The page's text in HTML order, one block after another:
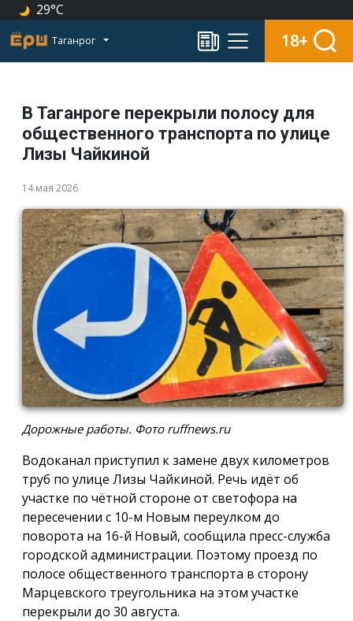
29°C
Таганрог 18+
В Таганроге перекрыли полосу для
общественного транспорта по улице
Лизы Чайкиной
14 мая 2026
Дорожные работы. Фото ruffnews.ru
Водоканал приступил к замене двух километров
труб по улице Лизы Чайкиной. Речь идёт об
участке по чётной стороне от светофора на
пересечении с 10-м Новым переулком до
поворота на 16-й Новый, сообщила пресс-служба
городской администрации. Поэтому проезд по
полосе общественного транспорта в сторону
Марцевского треугольника на этом участке
перекрыли до 30 августа.